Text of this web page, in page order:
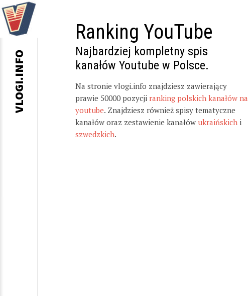
Ranking YouTube
Najbardziej kompletny spis
kanałów Youtube w Polsce.
Na stronie vlogi.info znajdziesz zawierający
prawie 50000 pozycji ranking polskich kanałów na
youtube. Znajdziesz również spisy tematyczne
kanałów oraz zestawienie kanałów ukraińskich i
szwedzkich.
VLOGI.INFO